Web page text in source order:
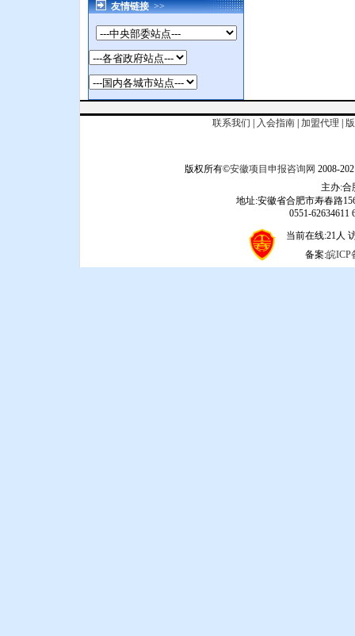
友情链接>>
联系我们 入会指南| 加盟代理
版权所有©安徽项目申报咨询网 2008-
主办:合
地址:安徽省合肥市寿春路
0551-62634611
当前在线:21人
备案:皖ICP